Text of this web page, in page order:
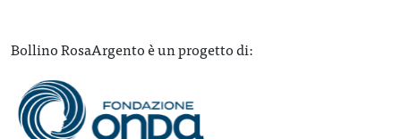
Bollino RosaArgento è un progetto di: